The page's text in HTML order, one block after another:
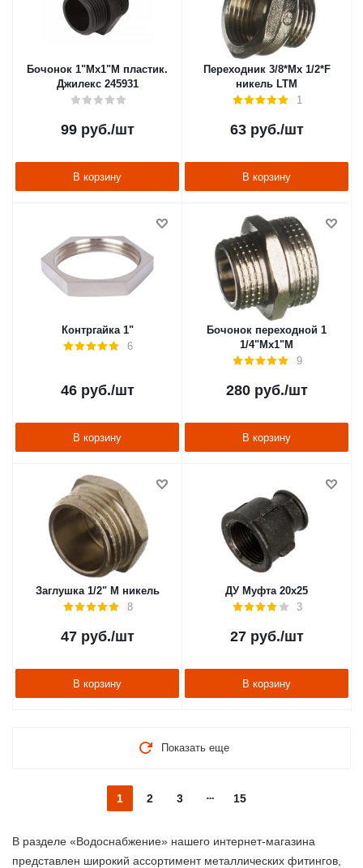
Бочонок 1"Мх1"М пластик.
Джилекс 245931
99руб./шт
В корзину
Переходник 3/8*Мх 1/2*F
никель LTM
1
63руб./шт
В корзину
Контргайка 1"
6
46руб./шт
В корзину
Бочонок переходной 1
1/4"Мx1"M
9
280руб./шт
В корзину
Заглушка 1/2" M никель
8
47руб./шт
В корзину
ДУ Муфта 20х25
3
27руб./шт
В корзину
Показать еще
1 2 3 15
В разделе «Водоснабжение» нашего интернет-магазина
представлен широкий ассортимент металлических фитингов,